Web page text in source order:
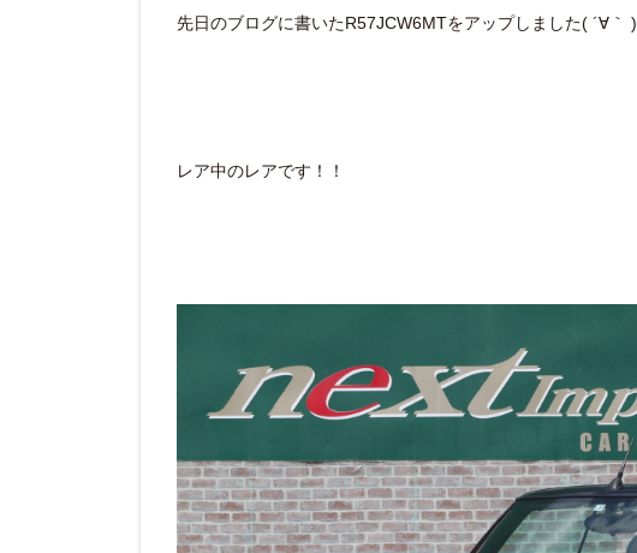
先日のブログに書いたR57JCW6MTをアップしました( ´∀｀ )
レア中のレアです！！